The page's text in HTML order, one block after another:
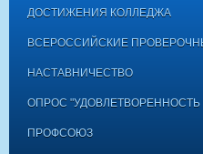
ДОСТИЖЕНИЯ КОЛЛЕДЖА
ВСЕРОССИЙСКИЕ
НАСТАВНИЧЕСТВО
ОПРОС
ПРОФСОЮЗ